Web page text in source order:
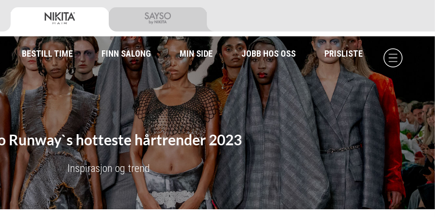
BESTILL TIME FINN SALONG MIN SIDE JOBB HOS OSS PRISLISTE
Runway`s hotteste hårtrender 2023
Inspirasjon og trend